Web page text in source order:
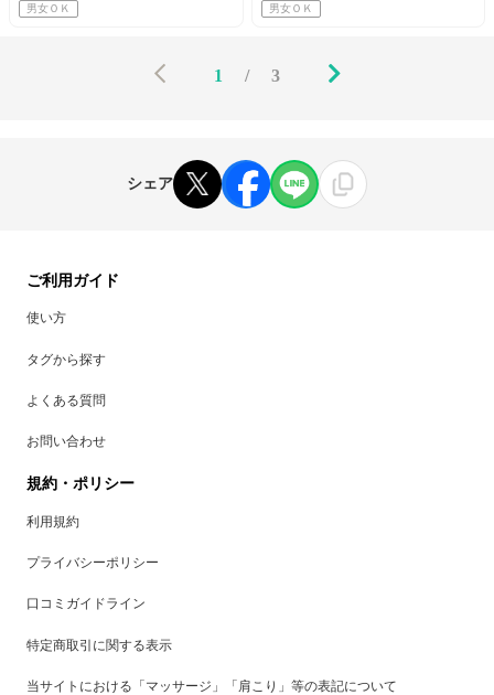
男女ＯＫ 男女ＯＫ
1 / 3
シェア
ご利用ガイド
使い方
タグから探す
よくある質問
お問い合わせ
規約・ポリシー
利用規約
プライバシーポリシー
口コミガイドライン
特定商取引に関する表示
当サイトにおける「マッサージ」「肩こり」等の表記について